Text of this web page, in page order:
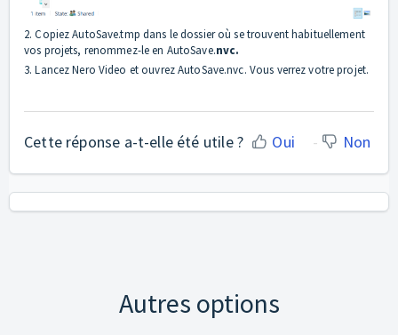
2. Copiez AutoSave.tmp dans le dossier où se trouvent habituellement
vos projets, renommez-le en AutoSave.nvc.
3. Lancez Nero Video et ouvrez AutoSave.nvc. Vous verrez votre projet.
Cette réponse a-t-elle été utile ? Oui Non
Autres options